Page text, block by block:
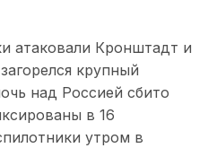
атаковали Кронштадт и
крупный
над Россией сбито
в 16
утром в